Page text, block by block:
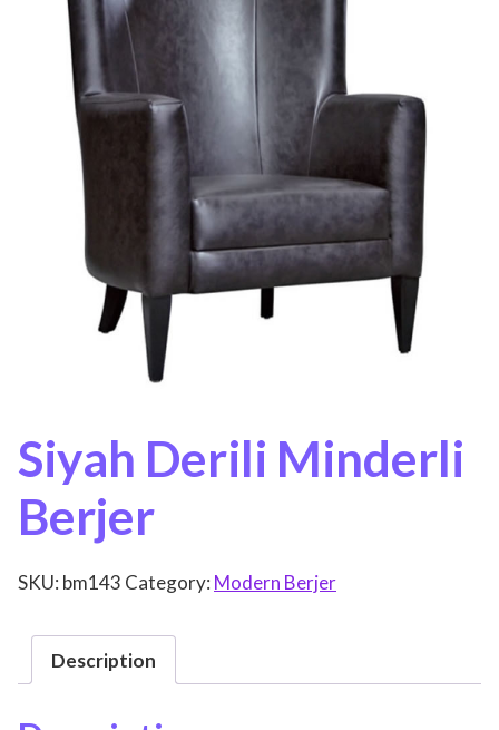
Siyah Derili Minderli
Berjer
SKU: bm143 Category: Modern Berjer
Description